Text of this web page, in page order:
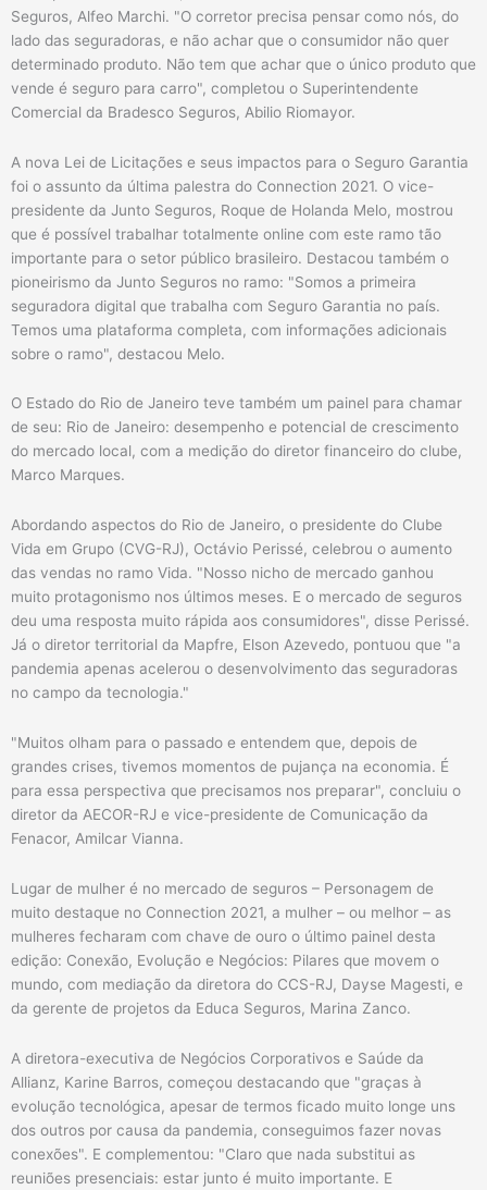
Seguros, Alfeo Marchi. "O corretor precisa pensar como nós, do
lado das seguradoras, e não achar que o consumidor não quer
determinado produto. Não tem que achar que o único produto que
vende é seguro para carro", completou o Superintendente
Comercial da Bradesco Seguros, Abilio Riomayor.
A nova Lei de Licitações e seus impactos para o Seguro Garantia
foi o assunto da última palestra do Connection 2021. O vice-
presidente da Junto Seguros, Roque de Holanda Melo, mostrou
que é possível trabalhar totalmente online com este ramo tão
importante para o setor público brasileiro. Destacou também o
pioneirismo da Junto Seguros no ramo: "Somos a primeira
seguradora digital que trabalha com Seguro Garantia no país.
Temos uma plataforma completa, com informações adicionais
sobre o ramo", destacou Melo.
O Estado do Rio de Janeiro teve também um painel para chamar
de seu: Rio de Janeiro: desempenho e potencial de crescimento
do mercado local, com a medição do diretor financeiro do clube,
Marco Marques.
Abordando aspectos do Rio de Janeiro, o presidente do Clube
Vida em Grupo (CVG-RJ), Octávio Perissé, celebrou o aumento
das vendas no ramo Vida. "Nosso nicho de mercado ganhou
muito protagonismo nos últimos meses. E o mercado de seguros
deu uma resposta muito rápida aos consumidores", disse Perissé.
Já o diretor territorial da Mapfre, Elson Azevedo, pontuou que "a
pandemia apenas acelerou o desenvolvimento das seguradoras
no campo da tecnologia."
"Muitos olham para o passado e entendem que, depois de
grandes crises, tivemos momentos de pujança na economia. É
para essa perspectiva que precisamos nos preparar", concluiu o
diretor da AECOR-RJ e vice-presidente de Comunicação da
Fenacor, Amilcar Vianna.
Lugar de mulher é no mercado de seguros – Personagem de
muito destaque no Connection 2021, a mulher – ou melhor – as
mulheres fecharam com chave de ouro o último painel desta
edição: Conexão, Evolução e Negócios: Pilares que movem o
mundo, com mediação da diretora do CCS-RJ, Dayse Magesti, e
da gerente de projetos da Educa Seguros, Marina Zanco.
A diretora-executiva de Negócios Corporativos e Saúde da
Allianz, Karine Barros, começou destacando que "graças à
evolução tecnológica, apesar de termos ficado muito longe uns
dos outros por causa da pandemia, conseguimos fazer novas
conexões". E complementou: "Claro que nada substitui as
reuniões presenciais: estar junto é muito importante. E